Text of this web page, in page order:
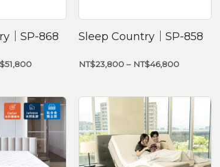
｜SP-868
51,800
Sleep Country｜SP-858
NT$23,800 – NT$46,800
價
格
範
圍：
NT$31,800
到
NT$61,800
價
圍：
NT$2,990
到
NT$128,800